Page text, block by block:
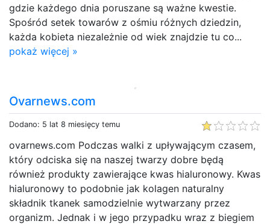
gdzie każdego dnia poruszane są ważne kwestie.
Spośród setek towarów z ośmiu różnych dziedzin,
każda kobieta niezależnie od wiek znajdzie tu co...
pokaż więcej »
Ovarnews.com
Dodano: 5 lat 8 miesięcy temu
ovarnews.com Podczas walki z upływającym czasem,
który odciska się na naszej twarzy dobre będą
również produkty zawierające kwas hialuronowy. Kwas
hialuronowy to podobnie jak kolagen naturalny
składnik tkanek samodzielnie wytwarzany przez
organizm. Jednak i w jego przypadku wraz z biegiem